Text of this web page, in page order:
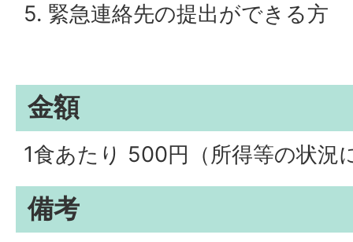
5. 緊急連絡先の提出ができる方
金額
1食あたり 500円（所得等の状況
備考